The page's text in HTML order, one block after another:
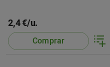
2,4 €/u.
Comprar